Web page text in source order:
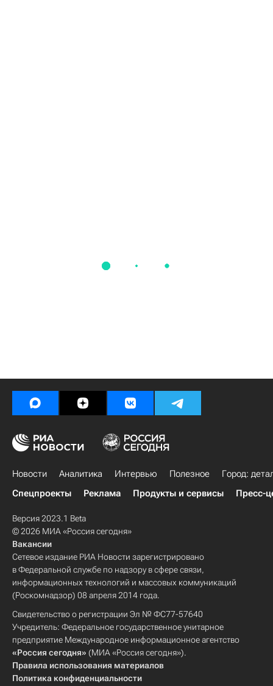
Новости Аналитика Интервью Полезное
Город:
Спецпроекты
Реклама Продукты и сервисы Пресс-
Версия 2023.1 Beta
© 2026 МИА «Россия сегодня»
Вакансии
Сетевое издание РИА Новости зарегистрировано
в Федеральной службе по надзору в сфере связи,
информационных технологий и массовых коммуникаций
(Роскомнадзор) 08 апреля 2014 года.
Свидетельство о регистрации Эл № ФС77-57640
Учредитель: Федеральное государственное унитарное
предприятие Международное информационное агентство
«Россия сегодня» (МИА «Россия сегодня»).
Правила использования материалов
Политика конфиденциальности